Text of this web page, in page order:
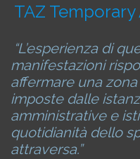
TAZ
“L’esperienza di
manifestazioni
affermare una
imposte dalle
amministrative e
quotidianità dello
attraversa.”